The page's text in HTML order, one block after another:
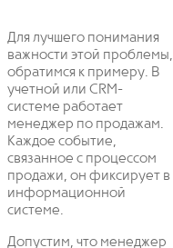
Для лучшего понимания
важности этой проблемы,
обратимся к примеру. В
учетной или CRM-
системе работает
менеджер по продажам.
Каждое событие,
связанное с процессом
продажи, он фиксирует в
информационной
системе.
Допустим, что менеджер